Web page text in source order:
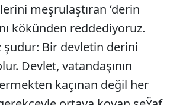
meşrulaştıran ‘derin
kökünden reddediyoruz.
şudur: Bir devletin derini
Devlet, vatandaşının
kaçınan değil her